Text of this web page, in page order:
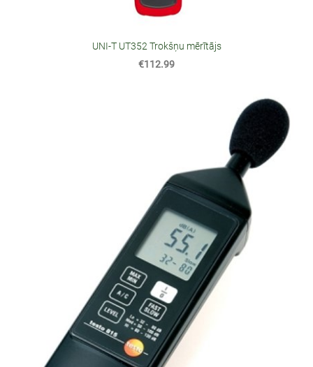
UNI-T UT352 Trokšņu mērītājs
€112.99